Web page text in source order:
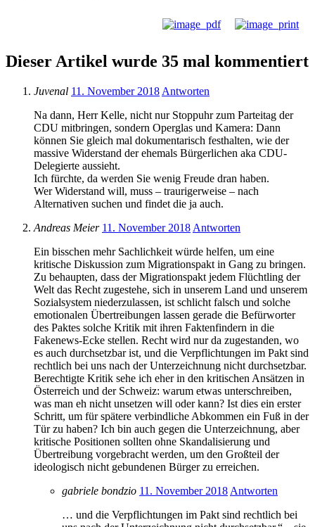
Dieser Artikel wurde 35 mal kommentiert
Juvenal 11. November 2018 Antworten
Na dann, Herr Kelle, nicht nur Stoppuhr zum Parteitag der
CDU mitbringen, sondern Operglas und Kamera: Dann
können Sie gleich mal dokumentarisch festhalten, wie der
massive Widerstand der ehemals Bürgerlichen aka CDU-
Delegierte aussieht.
Ich fürchte, da werden Sie wenig Freude dran haben.
Wer Widerstand will, muss – traurigerweise – nach
Alternativen suchen und findet die ja auch.
Andreas Meier 11. November 2018 Antworten
Ein bisschen mehr Sachlichkeit würde helfen, um eine
kritische Diskussion zum Migrationspakt in Gang zu bringen.
Zu behaupten, dass der Migrationspakt jedem Flüchtling der
Welt das Recht zugestehe, sich in unserem Land und unserem
Sozialsystem niederzulassen, ist schlicht falsch und solche
emotionalen Übertreibungen lassen gerade die Befürworter
des Paktes solche Kritik mit ihren Faktenfindern in die
Fakenews-Ecke stellen. Recht wird nur da zugestanden, wo
es auch durchsetzbar ist, und die Verpflichtungen im Pakt sind
rechtlich bei uns nach der Unterzeichnung nicht durchsetzbar.
Berechtigte Kritik sehe ich eher in den kritischen Ansätzen in
Österreich und der Schweiz: warum etwas unterschreiben,
was man eh nicht unsetzen will oder kann? Ist dies ein erster
Schritt, um für spätere verbindliche Abkommen ein Fuß in der
Tür zu haben? Ich bin auch gegen die Unterzeichnung, aber
kritische Positionen sollten ohne Skandalisierung und
Übertreibung vorgebracht werden, um den Großteil der
ideologisch nicht gebundenen Bürger zu erreichen.
gabriele bondzio 11. November 2018 Antworten
… und die Verpflichtungen im Pakt sind rechtlich bei